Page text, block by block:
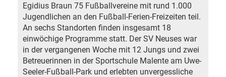
Egidius Braun 75 Fußballvereine mit rund 1.000
Jugendlichen an den Fußball-Ferien-Freizeiten teil.
An sechs Standorten finden insgesamt 18
einwöchige Programme statt. Der SV Neuses war
in der vergangenen Woche mit 12 Jungs und zwei
Betreuerinnen in der Sportschule Malente am Uwe-
Seeler-Fußball-Park und erlebten unvergessliche